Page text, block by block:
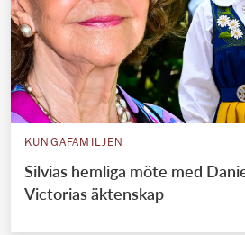
KUNGAFAMILJEN
Silvias hemliga möte med
Victorias äktenskap